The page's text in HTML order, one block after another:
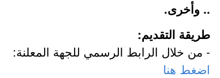
.. وأخرى.
طريقة التقديم:
- من خلال الرابط الرسمي للجهة المعلنة:
اضغط هنا